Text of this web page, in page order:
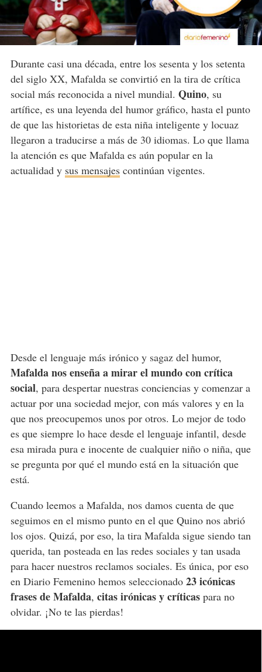
Durante casi una década, entre los sesenta y los setenta
del siglo XX, Mafalda se convirtió en la tira de crítica
social más reconocida a nivel mundial. Quino, su
artífice, es una leyenda del humor gráfico, hasta el punto
de que las historietas de esta niña inteligente y locuaz
llegaron a traducirse a más de 30 idiomas. Lo que llama
la atención es que Mafalda es aún popular en la
actualidad y sus mensajescontinúan vigentes.
Desde el lenguaje más irónico y sagaz del humor,
Mafalda nos enseña a mirar el mundo con crítica
social, para despertar nuestras conciencias y comenzar a
actuar por una sociedad mejor, con más valores y en la
que nos preocupemos unos por otros. Lo mejor de todo
es que siempre lo hace desde el lenguaje infantil, desde
esa mirada pura e inocente de cualquier niño o niña, que
se pregunta por qué el mundo está en la situación que
está.
Cuando leemos a Mafalda, nos damos cuenta de que
seguimos en el mismo punto en el que Quino nos abrió
los ojos. Quizá, por eso, la tira Mafalda sigue siendo tan
querida, tan posteada en las redes sociales y tan usada
para hacer nuestros reclamos sociales. Es única, por eso
en Diario Femenino hemos seleccionado 23 icónicas
frases de Mafalda, citas irónicas y críticaspara no
olvidar. ¡No te las pierdas!